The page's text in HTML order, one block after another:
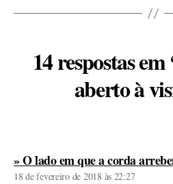
14 respostas
aberto à
» O lado em que a corda
18 de fevereiro de 2018 às 22:27